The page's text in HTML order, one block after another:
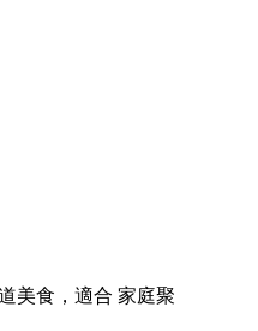
美食，適合 家庭聚